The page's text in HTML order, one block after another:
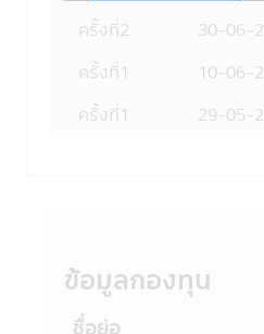
ข้อมูลเพิ่มเติมสามารถขอ
ข้อมูลโครงการ และสอบถ
บริษัทจัดการ หรือผู้สนับส
แต่งตั้งจากบริษัทจัดการทุ
จัดการในรายละเอียด สา
บริษัทจัดการ ผู้สนับสนุนกา
ตั้งจากบริษัทจัดการทุกแห่
ครั้งที่2
30-06-
ครั้งที่1
10-06-
ครั้งที่1 29-05-
ข้อมูลกองทุน
ชื่อย่อ